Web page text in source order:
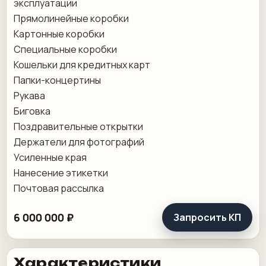
эксплуатации
Прямолинейные коробки
Картонные коробки
Специальные коробки
Кошельки для кредитных карт
Папки-концертины
Рукава
Биговка
Поздравительные открытки
Держатели для фотографий
Усиленные края
Нанесение этикетки
Почтовая рассылка
6 000 000 ₽ Запросить КП
Характеристики